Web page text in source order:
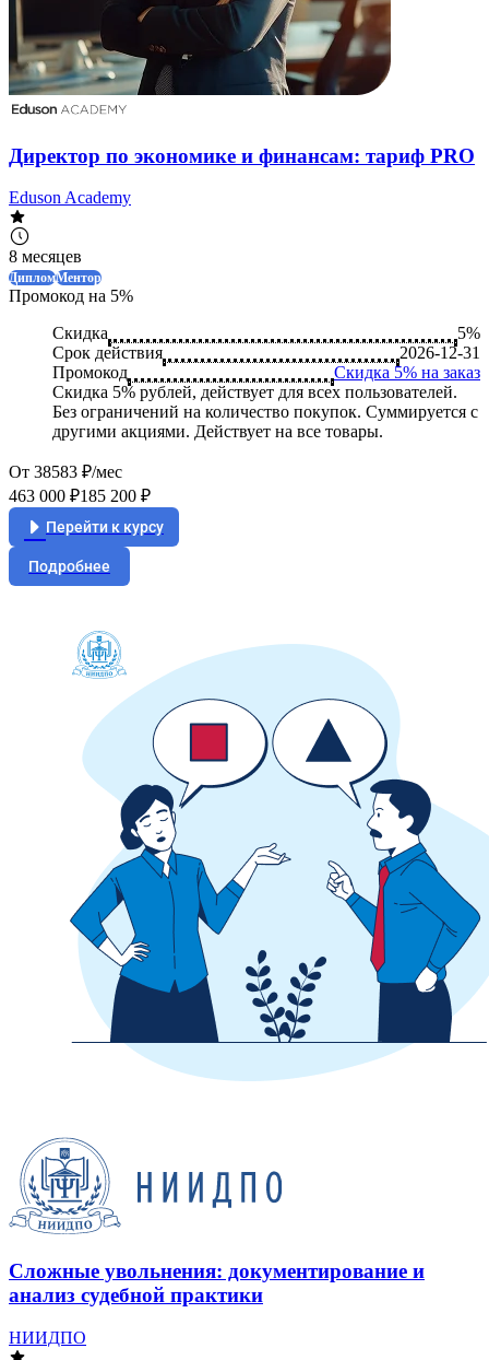
Директор по экономике и финансам: тариф PRO
Eduson Academy
8 месяцев
ДипломМентор
Промокод на 5%
Скидка
5%
Срок действия
2026-12-31
Промокод
Скидка 5% на заказ
Скидка 5% рублей, действует для всех пользователей.
Без ограничений на количество покупок. Суммируется с
другими акциями. Действует на все товары.
От 38583 ₽/мес
463 000 ₽185 200 ₽
Перейти к курсу
Подробнее
Сложные увольнения: документирование и
анализ судебной практики
НИИДПО